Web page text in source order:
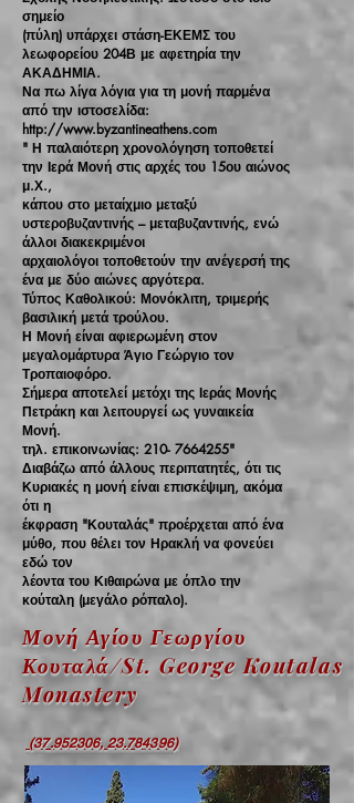
σημείο
(πύλη) υπάρχει στάση-ΕΚΕΜΣ του
λεωφορείου 204Β με αφετηρία την
ΑΚΑΔΗΜΙΑ.
Να πω λίγα λόγια για τη μονή παρμένα
από την ιστοσελίδα:
http://www.byzantineathens.com
" Η παλαιότερη χρονολόγηση τοποθετεί
την Ιερά Μονή στις αρχές του 15ου αιώνος
μ.Χ.,
κάπου στο μεταίχμιο μεταξύ
υστεροβυζαντινής – μεταβυζαντινής, ενώ
άλλοι διακεκριμένοι
αρχαιολόγοι τοποθετούν την ανέγερσή της
ένα με δύο αιώνες αργότερα.
Τύπος Καθολικού: Μονόκλιτη, τριμερής
βασιλική μετά τρούλου.
Η Μονή είναι αφιερωμένη στον
μεγαλομάρτυρα Άγιο Γεώργιο τον
Τροπαιοφόρο.
Σήμερα αποτελεί μετόχι της Ιεράς Μονής
Πετράκη και λειτουργεί ως γυναικεία
Μονή.
τηλ. επικοινωνίας: 210- 7664255"
Διαβάζω από άλλους περιπατητές, ότι τις
Κυριακές η μονή είναι επισκέψιμη, ακόμα
ότι η
έκφραση "Κουταλάς" προέρχεται από ένα
μύθο, που θέλει τον Ηρακλή να φονεύει
εδώ τον
λέοντα του Κιθαιρώνα με όπλο την
κούταλη (μεγάλο ρόπαλο).
Μονή Αγίου Γεωργίου
Κουταλά/St. George Koutalas
Monastery
(37.952306, 23.784396)